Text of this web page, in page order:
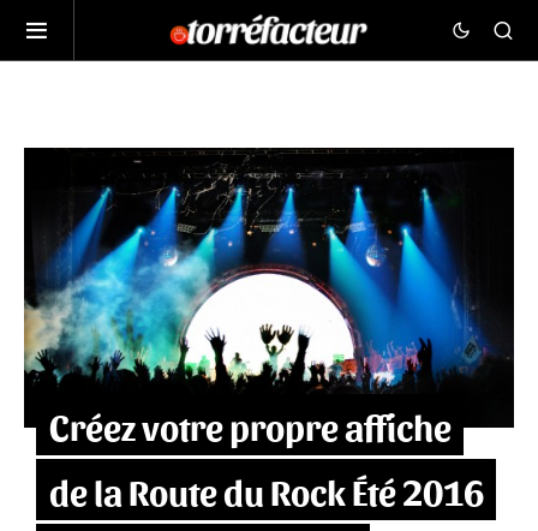
Créez votre propre affiche
de la Route du Rock Été 2016